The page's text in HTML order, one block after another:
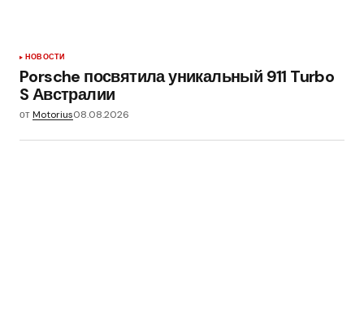
НОВОСТИ
Porsche посвятила уникальный 911 Turbo
S Австралии
отMotorius08.08.2026